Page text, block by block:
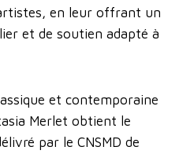
en leur offrant un
et de soutien adapté à
et contemporaine
Merlet obtient le
par le CNSMD de